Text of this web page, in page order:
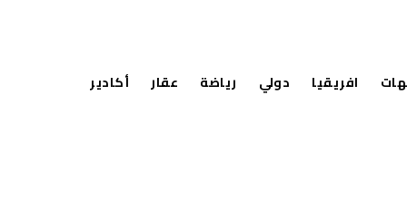
افريقيا دولي رياضة عقار أكادير